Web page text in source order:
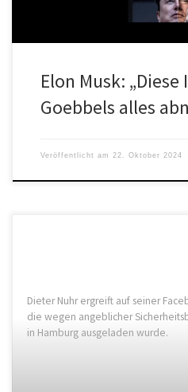
Elon Musk:
Goebbels alles
Veröffentlicht am 22. Oktober 2024
Dieter Nuhr ergreift auf seiner
die wegen angeblicher
in Hamburg ausgeladen wurde.